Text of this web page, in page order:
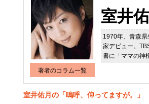
著者のコラム一覧
室井
1970年、青森
家デビュー。
書に「ママの神
室井佑月の「嗚呼、仰ってますが。」